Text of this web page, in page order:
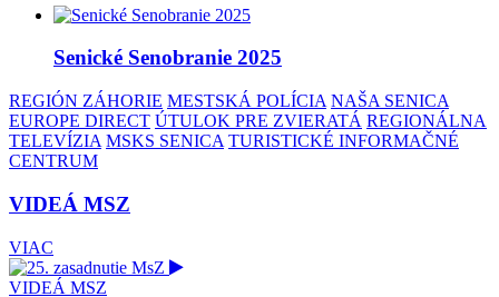
Senické Senobranie 2025
REGIÓN ZÁHORIE MESTSKÁ POLÍCIA NAŠA SENICA
EUROPE DIRECT ÚTULOK PRE ZVIERATÁ REGIONÁLNA
TELEVÍZIA MSKS SENICA TURISTICKÉ INFORMAČNÉ
CENTRUM
VIDEÁ MSZ
VIAC
VIDEÁ MSZ